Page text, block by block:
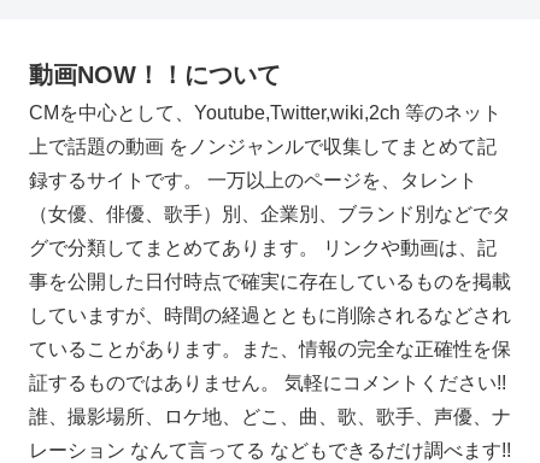
動画NOW！！について
CMを中心として、Youtube,Twitter,wiki,2ch 等のネット
上で話題の動画 をノンジャンルで収集してまとめて記
録するサイトです。 一万以上のページを、タレント
（女優、俳優、歌手）別、企業別、ブランド別などでタ
グで分類してまとめてあります。 リンクや動画は、記
事を公開した日付時点で確実に存在しているものを掲載
していますが、時間の経過とともに削除されるなどされ
ていることがあります。また、情報の完全な正確性を保
証するものではありません。 気軽にコメントください!!
誰、撮影場所、ロケ地、どこ、曲、歌、歌手、声優、ナ
レーション なんて言ってる などもできるだけ調べます!!